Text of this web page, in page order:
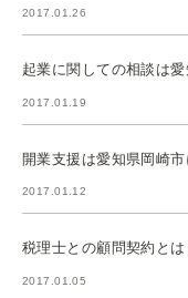
2017.01.26
起業に関しての相談は
2017.01.19
開業支援は愛知県岡崎
2017.01.12
税理士との顧問契約と
2017.01.05